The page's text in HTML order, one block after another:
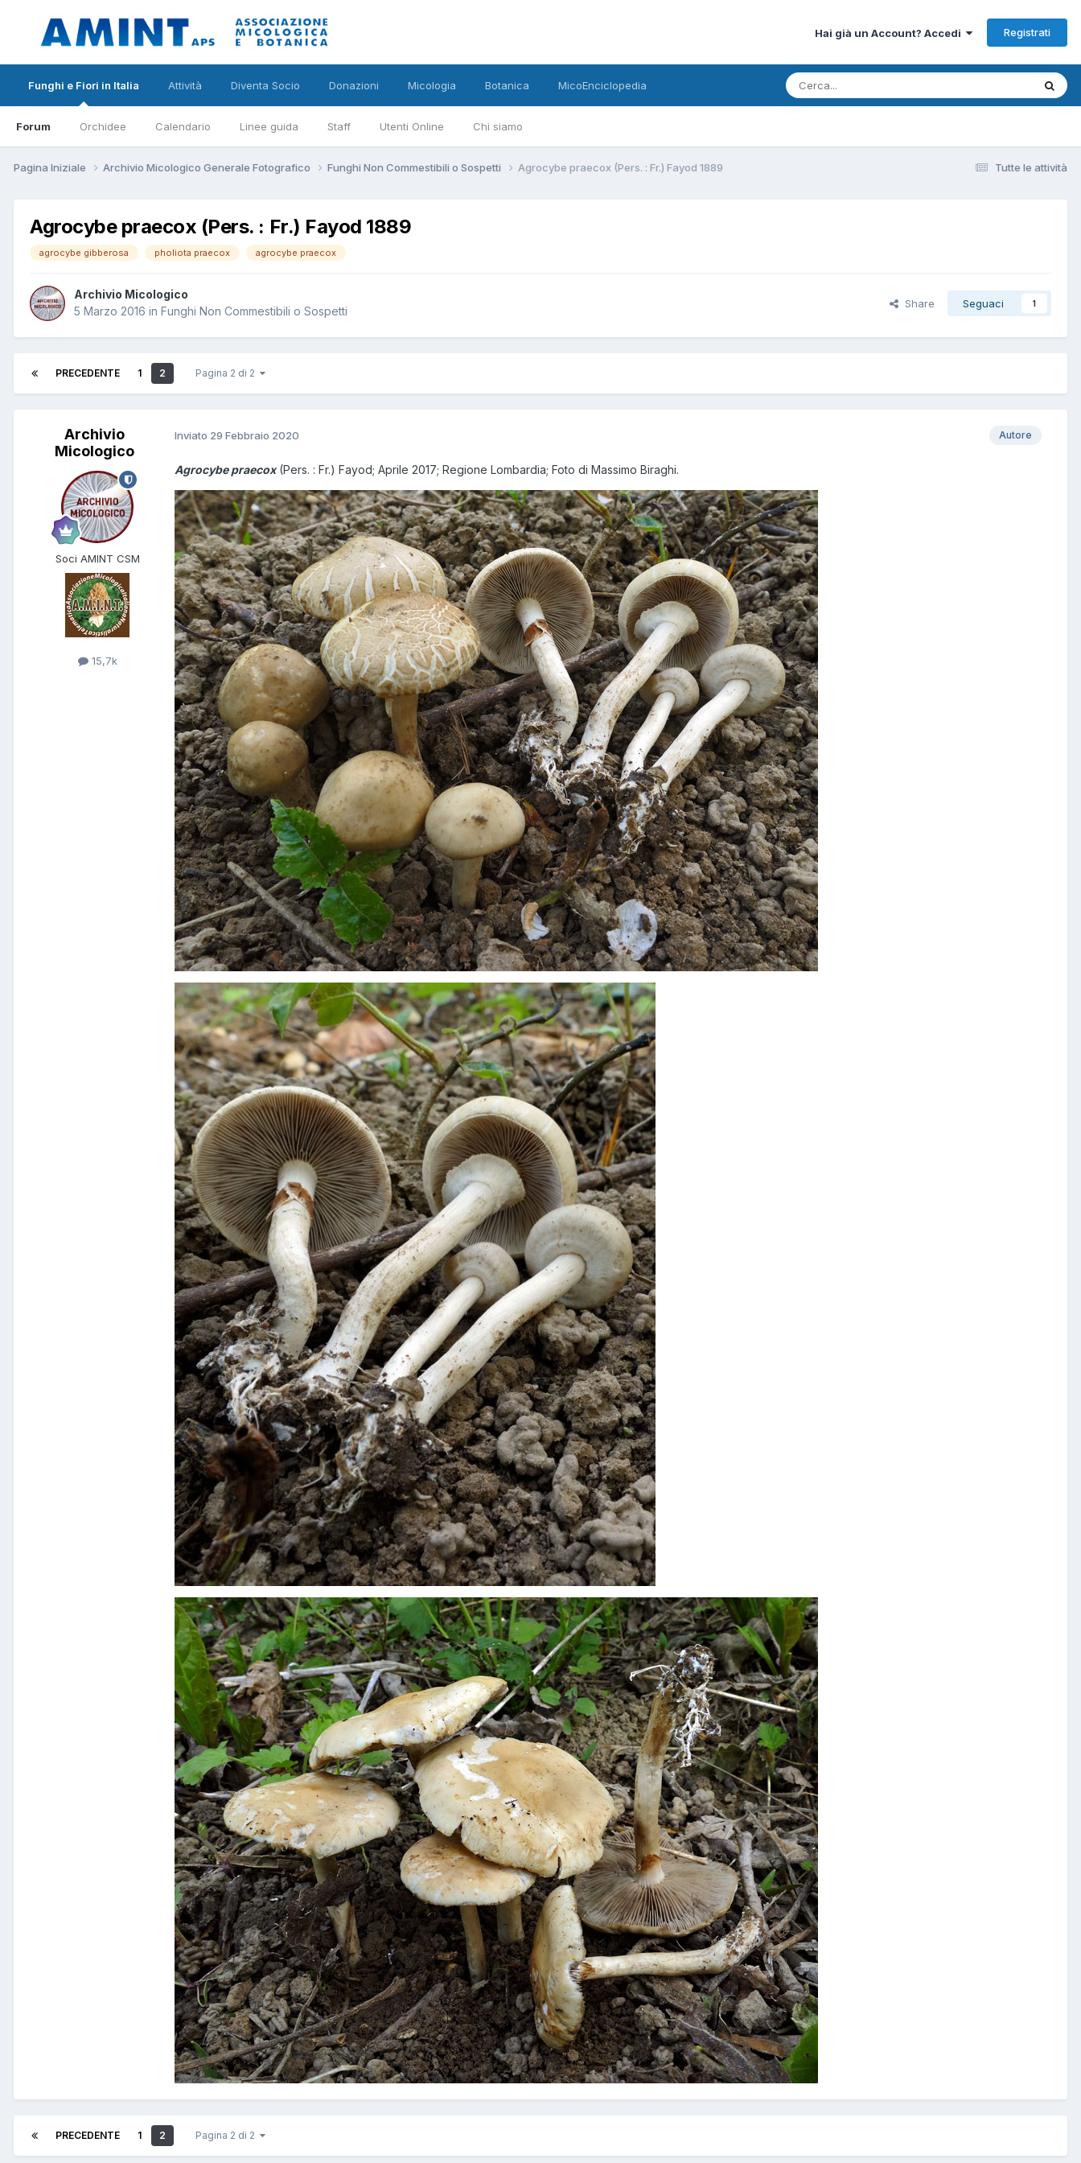
Hai già un Account? Accedi Registrati
Funghi e Fiori in Italia
Forum Orchidee Calendario Linee guida Staff Utenti Online Chi siamo
Attività Diventa Socio Donazioni Micologia Botanica MicoEnciclopedia
Tutte le attività
Pagina Iniziale Archivio Micologico Generale Fotografico Funghi Non Commestibili o Sospetti Agrocybe praecox (Pers. : Fr.) Fayod 1889
Agrocybe praecox (Pers. : Fr.) Fayod 1889
agrocybe gibberosa pholiota praecox agrocybe praecox
Archivio Micologico
5 Marzo 2016 in Funghi Non Commestibili o Sospetti
Share Seguaci 1
PRECEDENTE 1 2 Pagina 2 di 2
Archivio
Micologico
Soci AMINT CSM
15,7k
Autore
Inviato 29 Febbraio 2020
Agrocybe praecox(Pers. : Fr.) Fayod; Aprile 2017; Regione Lombardia; Foto di Massimo Biraghi.
PRECEDENTE 1 2 Pagina 2 di 2